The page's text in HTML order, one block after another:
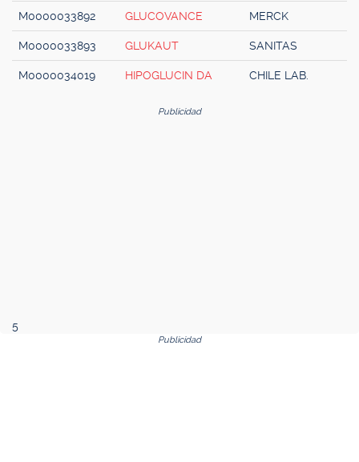
M0000033892 GLUCOVANCE MERCK
M0000033893 GLUKAUT SANITAS
M0000034019 HIPOGLUCIN DA CHILE LAB.
Publicidad
5
Publicidad